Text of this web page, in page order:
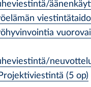
(5 op)